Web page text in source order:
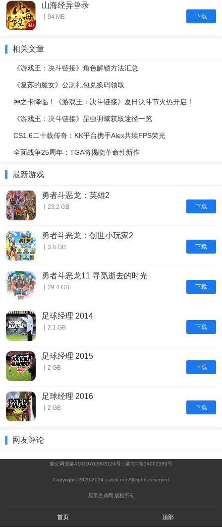
下载
山海经异兽录
丨94 MB
相关文章
《游戏王：决斗链接》角色解锁方法汇总
《复苏的魔女》公测礼包兑换码领取
神之卡降临！《游戏王：决斗链接》夏日决斗节火热开启！
《游戏王：决斗链接》昆虫羽蛾获取途径一览
CS1.6二十载传奇：KK平台携手Alex共续FPS荣光
全面战争25周年：TGA将揭晓革命性新作
最新游戏
下载
勇者斗恶龙：英雄2
丨23.2 GB
下载
勇者斗恶龙：创世小玩家2
丨3.8 GB
下载
勇者斗恶龙11 寻觅逝去的时光
丨29.4 GB
下载
足球经理 2014
丨2.1 GB
下载
足球经理 2015
丨2 GB
下载
足球经理 2016
丨2 GB
网友评论
豫公网安备41019702003124号 | 蒙ICP备14002389号
Copyright©2020-2024 easck.net All rights reserved
易采游戏网 版权所有
首页
顶部